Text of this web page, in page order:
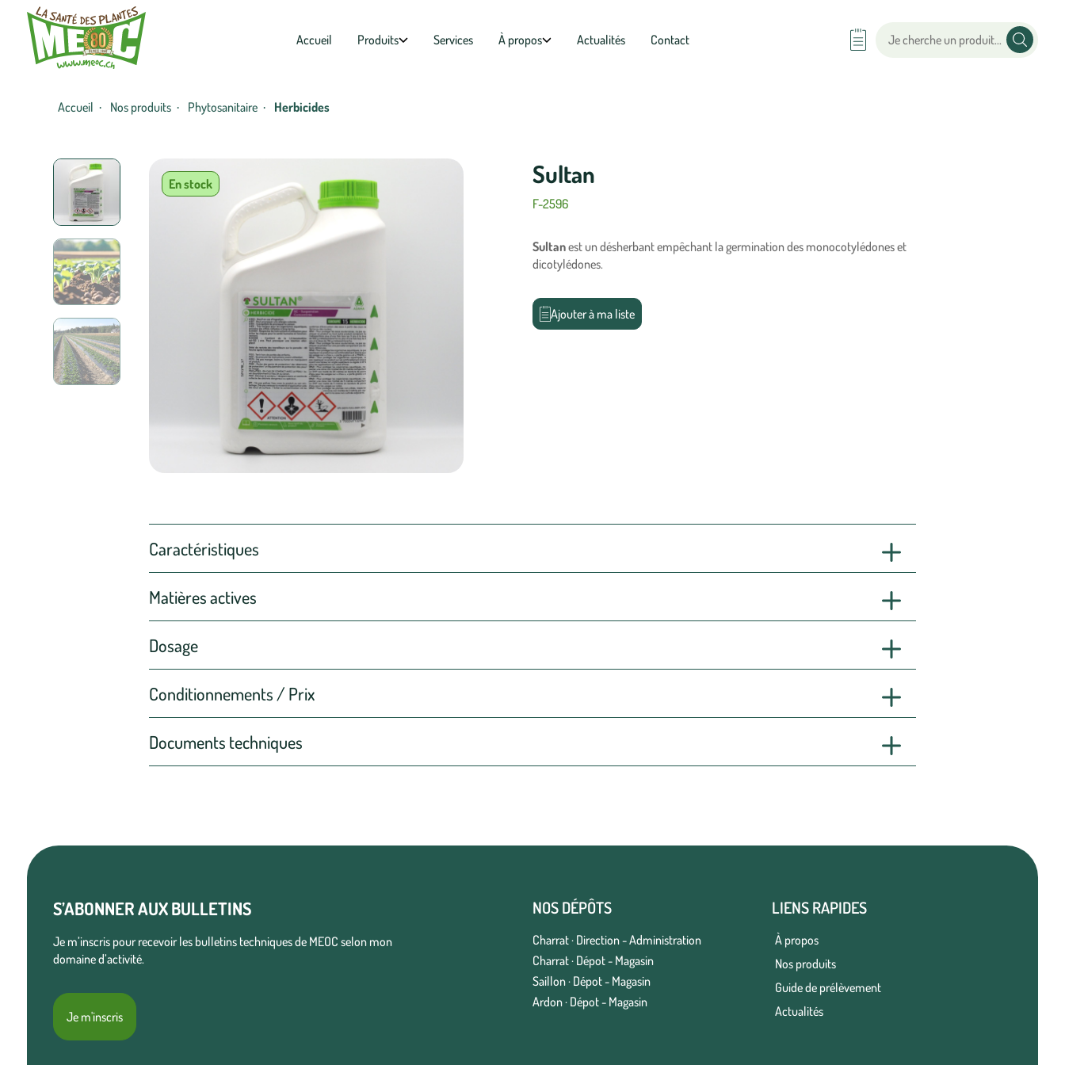
Accueil Produits Services À propos Actualités Contact
Accueil · Nos produits · Phytosanitaire · Herbicides
En stock Sultan
F-2596
Sultanest un désherbant empêchant la germination des monocotylédones et
dicotylédones.
Ajouter à ma liste
Caractéristiques
Matières actives
Dosage
Conditionnements / Prix
Documents techniques
S’ABONNER AUX BULLETINS
Je m’inscris pour recevoir les bulletins techniques de MEOC selon mon
domaine d’activité.
Je m'inscris
NOS DÉPÔTS
Charrat · Direction - Administration
Charrat · Dépot - Magasin
Saillon · Dépot - Magasin
Ardon · Dépot - Magasin
LIENS RAPIDES
À propos
Nos produits
Guide de prélèvement
Actualités